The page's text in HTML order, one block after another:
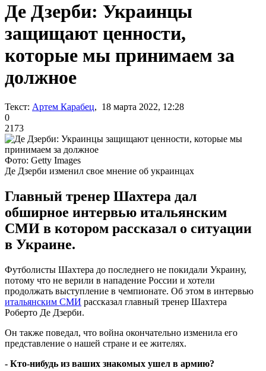
Де Дзерби: Украинцы
защищают ценности,
которые мы принимаем за
должное
Текст: Артем Карабец, 18 марта 2022, 12:28
0
2173
Фото: Getty Images
Де Дзерби изменил свое мнение об украинцах
Главный тренер Шахтера дал
обширное интервью итальянским
СМИ в котором рассказал о ситуации
в Украине.
Футболисты Шахтера до последнего не покидали Украину,
потому что не верили в нападение России и хотели
продолжать выступление в чемпионате. Об этом в интервью
итальянским СМИ рассказал главный тренер Шахтера
Роберто Де Дзерби.
Он также поведал, что война окончательно изменила его
представление о нашей стране и ее жителях.
- Кто-нибудь из ваших знакомых ушел в армию?